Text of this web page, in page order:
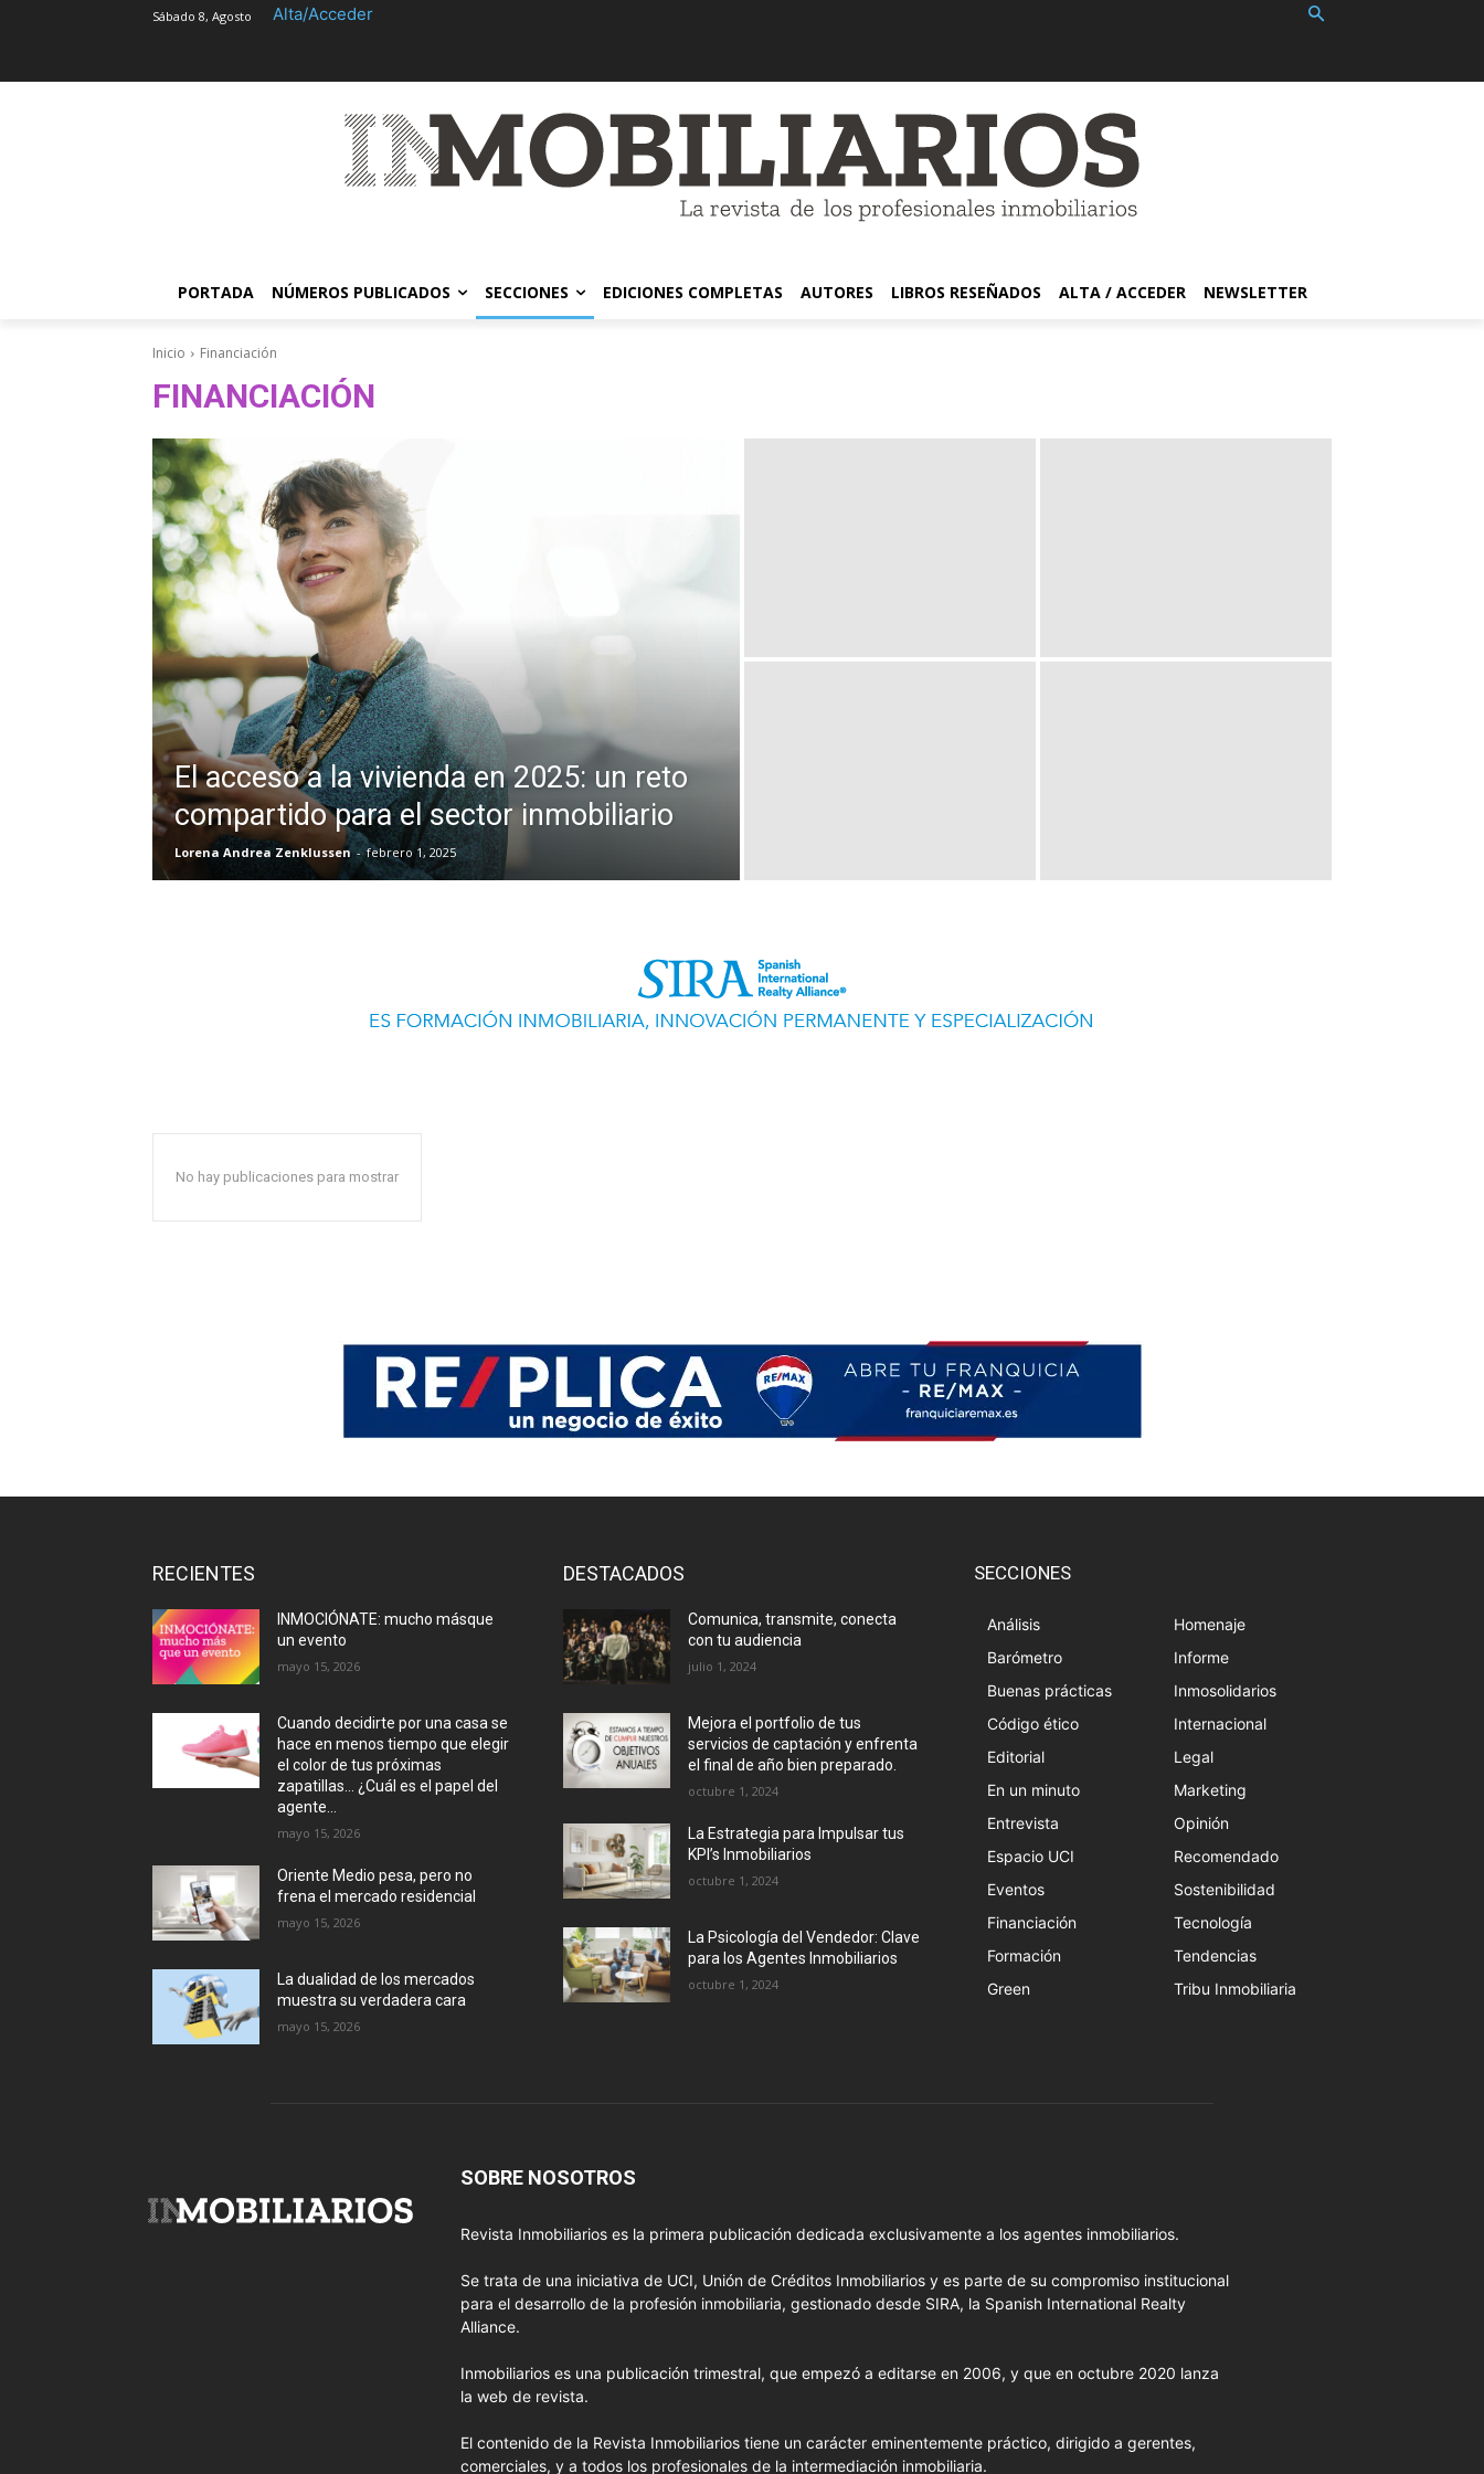
Sábado 8, Agosto Alta/Acceder
PORTADA NÚMEROS PUBLICADOS SECCIONES EDICIONES COMPLETAS AUTORES LIBROS RESEÑADOS ALTA / ACCEDER NEWSLETTER
Inicio Financiación
FINANCIACIÓN
El acceso a la vivienda en 2025: un reto
compartido para el sector inmobiliario
Lorena Andrea Zenklussen - febrero 1, 2025
No hay publicaciones para mostrar
RECIENTES
INMOCIÓNATE: mucho másque
un evento
mayo 15, 2026
Cuando decidirte por una casa se
hace en menos tiempo que elegir
el color de tus próximas
zapatillas… ¿Cuál es el papel del
agente...
mayo 15, 2026
Oriente Medio pesa, pero no
frena el mercado residencial
mayo 15, 2026
La dualidad de los mercados
muestra su verdadera cara
mayo 15, 2026
DESTACADOS
Comunica, transmite, conecta
con tu audiencia
julio 1, 2024
Mejora el portfolio de tus
servicios de captación y enfrenta
el final de año bien preparado.
octubre 1, 2024
La Estrategia para Impulsar tus
KPI’s Inmobiliarios
octubre 1, 2024
La Psicología del Vendedor: Clave
para los Agentes Inmobiliarios
octubre 1, 2024
SECCIONES
Análisis
Barómetro
Buenas prácticas
Código ético
Editorial
En un minuto
Entrevista
Espacio UCI
Eventos
Financiación
Formación
Green
Homenaje
Informe
Inmosolidarios
Internacional
Legal
Marketing
Opinión
Recomendado
Sostenibilidad
Tecnología
Tendencias
Tribu Inmobiliaria
SOBRE NOSOTROS
Revista Inmobiliarios es la primera publicación dedicada exclusivamente a los agentes inmobiliarios.
Se trata de una iniciativa de UCI, Unión de Créditos Inmobiliarios y es parte de su compromiso institucional
para el desarrollo de la profesión inmobiliaria, gestionado desde SIRA, la Spanish International Realty
Alliance.
Inmobiliarios es una publicación trimestral, que empezó a editarse en 2006, y que en octubre 2020 lanza
la web de revista.
El contenido de la Revista Inmobiliarios tiene un carácter eminentemente práctico, dirigido a gerentes,
comerciales, y a todos los profesionales de la intermediación inmobiliaria.